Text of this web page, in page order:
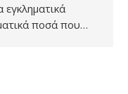
ποσά που…